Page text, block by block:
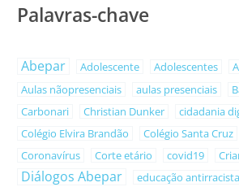
Palavras-chave
Abepar Adolescente Adolescentes
Aulas nãopresenciais
aulas presenciais
Carbonari
Christian Dunker cidadania
Colégio Elvira Brandão
Colégio Santa Cruz
Coronavírus Corte etário covid19
Diálogos Abepar educação antirracista